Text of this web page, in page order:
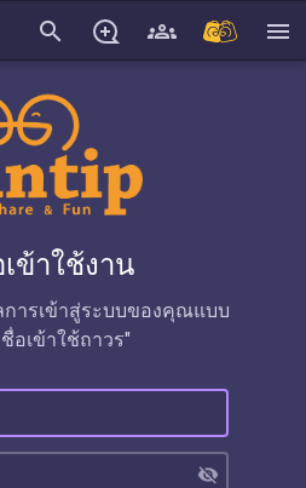
search menu
ข้าใช้งาน
ารเข้าสู่ระบบของคุณแบบ
อเข้าใช้ถาวร"
visibility_off